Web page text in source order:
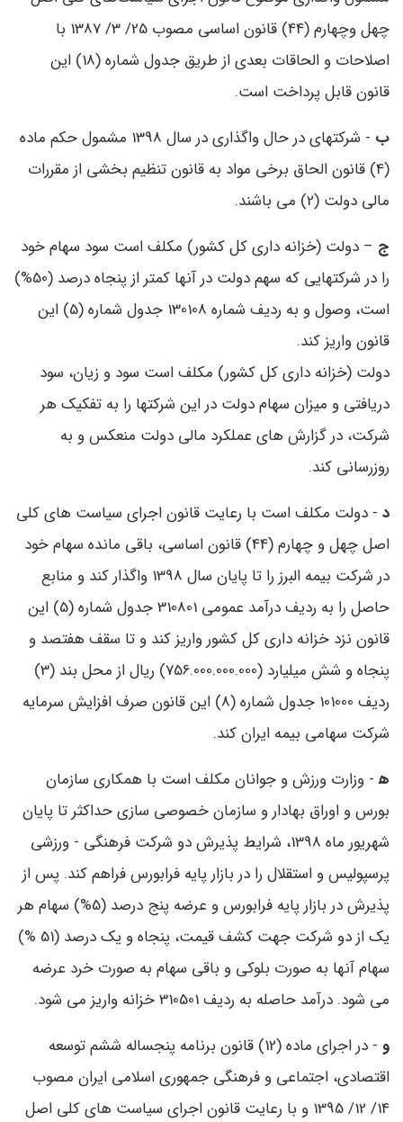
چهل‌ وچهارم (44) قانون اساسی مصوب 25/ 3/ 1387 با
اصلاحات و الحاقات بعدی از طریق جدول شماره (18) این
قانون قابل پرداخت است.
ب
- شرکتهای در حال واگذاری در سال 1398 مشمول حکم ماده
(4) قانون الحاق برخی مواد به قانون تنظیم بخشی از مقررات
مالی دولت (2) می‌ باشند.
ج – دولت (خزانه‌ داری کل کشور‌) مکلف است سود سهام خود
را در شرکتهایی که سهم دولت در آنها کمتر از پنجاه‌‌ درصد‌ (50%)
است، وصول و به ردیف شماره 130108 جدول شماره (5) این
قانون واریز کند.
دولت (خزانه‌ داری کل کشور) مکلف است سود و زیان، سود
دریافتی و میزان سهام دولت در این شرکتها را به تفکیک هر
شرکت، در گزارش های عملکرد مالی دولت منعکس و به‌
روزرسانی کند.
د - دولت مکلف است با رعایت قانون اجرای سیاست ‌های کلی
اصل چهل و چهارم (44) قانون اساسی، باقی‌ مانده سهام خود
در شرکت بیمه البرز را تا پایان سال 1398 واگذار کند و منابع
حاصل را به ردیف درآمد عمومی 310801 جدول شماره (5) این
قانون نزد خزانه‌ داری کل‌ کشور واریز کند و تا سقف هفتصد و
پنجاه و شش میلیارد (756.000.000.000) ریال از محل بند (3)
ردیف 101000 جدول شماره (8) این قانون صرف افزایش سرمایه
شرکت سهامی بیمه ایران کند.
ه‍ - وزارت ورزش و جوانان مکلف است با همکاری سازمان
بورس و اوراق بهادار و سازمان خصوصی ‌سازی حداکثر تا پایان
شهریور ماه 1398، شرایط پذیرش دو شرکت فرهنگی - ورزشی
پرسپولیس و استقلال را در بازار پایه فرابورس فراهم کند. پس از
پذیرش در بازار پایه فرابورس و عرضه پنج ‌درصد (5%) سهام هر
یک از دو شرکت جهت کشف قیمت، پنجاه و یک ‌درصد (51 %)
سهام آنها به صورت بلوکی و باقی سهام به صورت خرد عرضه
می ­شود. درآمد حاصله به ردیف 310501 خزانه واریز می ‌شود.
و
- در اجرای ماده (12) قانون برنامه پنجساله ششم توسعه
اقتصادی، اجتماعی و فرهنگی جمهوری اسلامی ایران مصوب
14/ 12/ 1395 و با رعایت قانون اجرای سیاست ‌های کلی اصل